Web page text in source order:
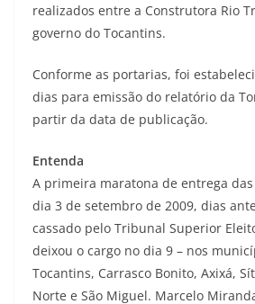
realizados entre a Construtora Rio
governo do Tocantins.
Conforme as portarias, foi
dias para emissão do relatório da
partir da data de publicação.
Entenda
A primeira maratona de entrega
dia 3 de setembro de 2009, dias
cassado pelo Tribunal Superior
deixou o cargo no dia 9 – nos
Tocantins, Carrasco Bonito, Axixá,
Norte e São Miguel. Marcelo